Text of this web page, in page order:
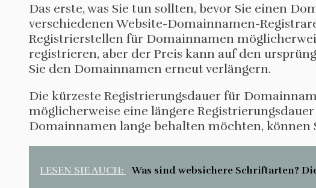
Das erste, was Sie tun sollten, bevor Sie einen
verschiedenen Website-Domainnamen-
Registrierstellen für Domainnamen
registrieren, aber der Preis kann auf den
Sie den Domainnamen erneut verlängern.
Die kürzeste Registrierungsdauer für
möglicherweise eine längere
Domainnamen lange behalten möchten, können
LESEN SIE AUCH: Was sind websichere Schriftarten?